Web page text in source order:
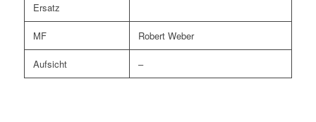
Ersatz
MF Robert Weber
Aufsicht –